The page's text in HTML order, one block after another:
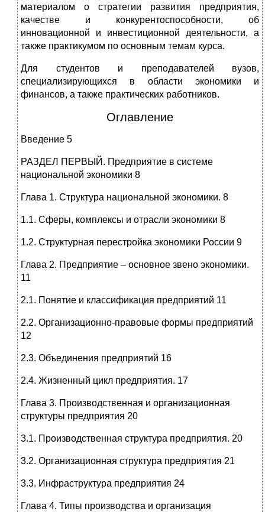
материалом о стратегии развития предприятия,
качестве и конкурентоспособности, об
инновационной и инвестиционной деятельности, а
также практикумом по основным темам курса.
Для студентов и преподавателей вузов,
специализирующихся в области экономики и
финансов, а также практических работников.
Оглавление
Введение 5
РАЗДЕЛ ПЕРВЫЙ. Предприятие в системе
национальной экономики 8
Глава 1. Структура национальной экономики. 8
1.1. Сферы, комплексы и отрасли экономики 8
1.2. Структурная перестройка экономики России 9
Глава 2. Предприятие – основное звено экономики.
11
2.1. Понятие и классификация предприятий 11
2.2. Организационно-правовые формы предприятий
12
2.3. Объединения предприятий 16
2.4. Жизненный цикл предприятия. 17
Глава 3. Производственная и организационная
структуры предприятия 20
3.1. Производственная структура предприятия. 20
3.2. Организационная структура предприятия 21
3.3. Инфраструктура предприятия 24
Глава 4. Типы производства и организация